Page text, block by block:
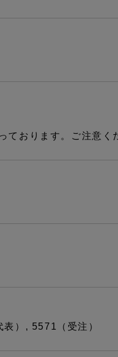
おります。ご注意く
）, 5571（受注）